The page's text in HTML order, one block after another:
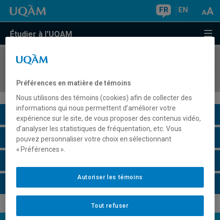
FR EN
Étudier à l'UQAM
COURS//
Description du cours
Horaire - Été 2026
Préférences en matière de témoins
Nous utilisons des témoins (cookies) afin de collecter des
informations qui nous permettent d’améliorer votre
expérience sur le site, de vous proposer des contenus vidéo,
d’analyser les statistiques de fréquentation, etc. Vous
pouvez personnaliser votre choix en sélectionnant
« Préférences ».
Tout refuser
Autoriser les témoins